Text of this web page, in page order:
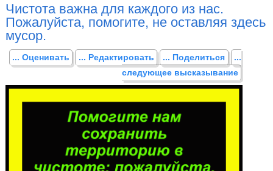
Чистота важна для каждого из нас.
Пожалуйста, помогите, не оставляя здесь
мусор.
... Оценивать ... Редактировать ... Поделиться
...
следующее высказывание